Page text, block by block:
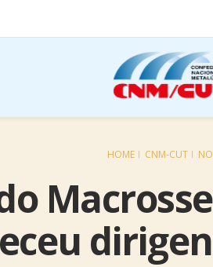
HOME CNM-CUT